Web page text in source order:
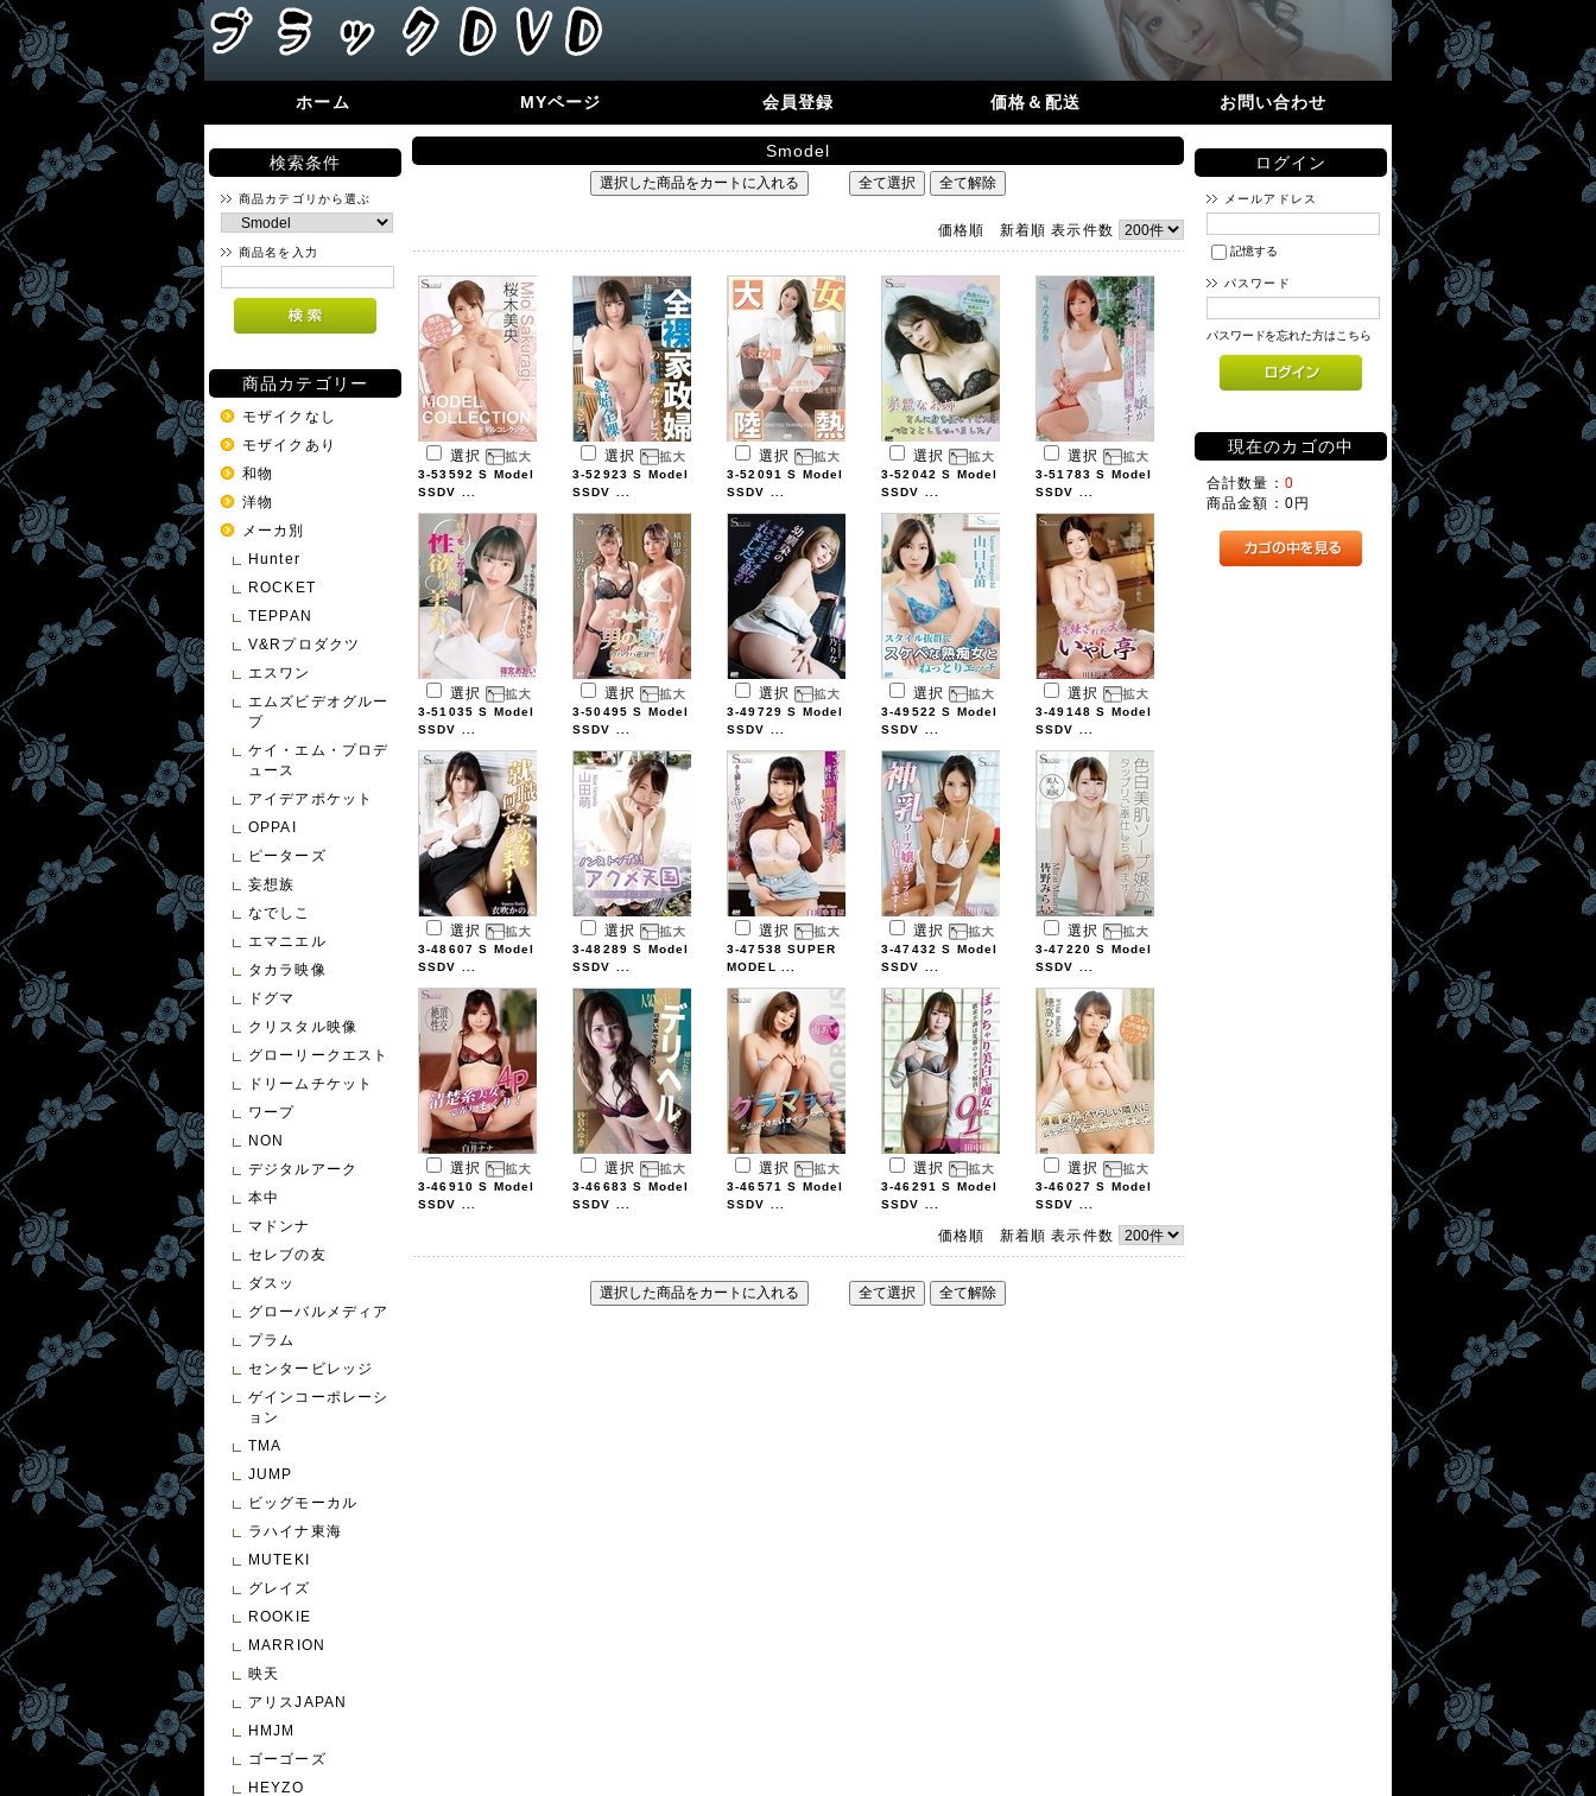
ホーム MYページ 会員登録 価格＆配送 お問い合わせ
検索条件
商品カテゴリから選ぶ
商品名を入力
商品カテゴリー
モザイクなし
モザイクあり
和物
洋物
メーカ別
Hunter
ROCKET
TEPPAN
V&Rプロダクツ
エスワン
エムズビデオグルー
プ
ケイ・エム・プロデ
ュース
アイデアポケット
OPPAI
ピーターズ
妄想族
なでしこ
エマニエル
タカラ映像
ドグマ
クリスタル映像
グローリークエスト
ドリームチケット
ワープ
NON
デジタルアーク
本中
マドンナ
セレブの友
ダスッ
グローバルメディア
プラム
センタービレッジ
ゲインコーポレーシ
ョン
TMA
JUMP
ビッグモーカル
ラハイナ東海
MUTEKI
グレイズ
ROOKIE
MARRION
映天
アリスJAPAN
HMJM
ゴーゴーズ
HEYZO
Smodel
価格順 新着順 表示件数
選択
3-53592 S Model
SSDV ...
選択
3-52923 S Model
SSDV ...
選択
3-52091 S Model
SSDV ...
選択
3-52042 S Model
SSDV ...
選択
3-51783 S Model
SSDV ...
選択
3-51035 S Model
SSDV ...
選択
3-50495 S Model
SSDV ...
選択
3-49729 S Model
SSDV ...
選択
3-49522 S Model
SSDV ...
選択
3-49148 S Model
SSDV ...
選択
3-48607 S Model
SSDV ...
選択
3-48289 S Model
SSDV ...
選択
3-47538 SUPER
MODEL ...
選択
3-47432 S Model
SSDV ...
選択
3-47220 S Model
SSDV ...
選択
3-46910 S Model
SSDV ...
選択
3-46683 S Model
SSDV ...
選択
3-46571 S Model
SSDV ...
選択
3-46291 S Model
SSDV ...
選択
3-46027 S Model
SSDV ...
価格順 新着順 表示件数
ログイン
メールアドレス
記憶する
パスワード
パスワードを忘れた方はこちら
現在のカゴの中
合計数量： 0
商品金額： 0円